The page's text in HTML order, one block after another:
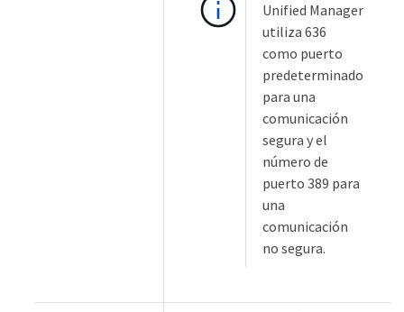
Unified Manager
utiliza 636
como puerto
predeterminado
para una
comunicación
segura y el
número de
puerto 389 para
una
comunicación
no segura.